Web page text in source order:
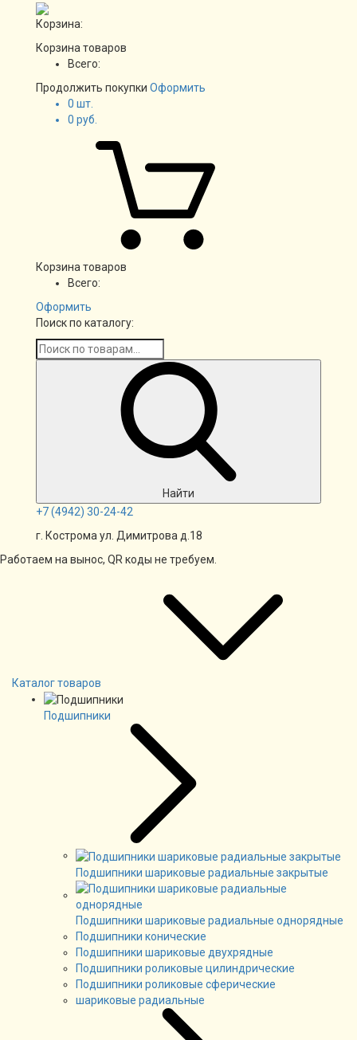
Корзина:
Корзина товаров
Всего:
Продолжить покупки Оформить
0 шт.
0 руб.
Корзина товаров
Всего:
Оформить
Поиск по каталогу:
Найти
+7(4942) 30-24-42
г. Кострома ул. Димитрова д.18
Работаем на вынос, QR коды не требуем.
Каталог товаров
Подшипники
Подшипники шариковые радиальные закрытые
Подшипники шариковые радиальные однорядные
Подшипники конические
Подшипники шариковые двухрядные
Подшипники роликовые цилиндрические
Подшипники роликовые сферические
шариковые радиальные